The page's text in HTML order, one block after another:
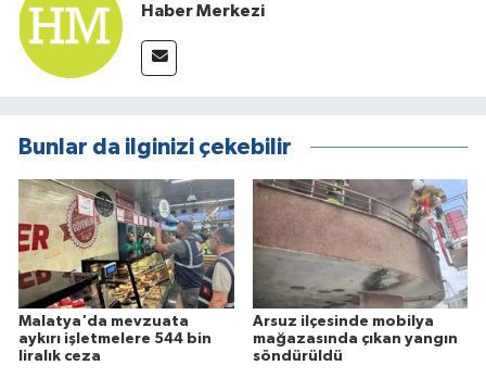
Haber Merkezi
Bunlar da ilginizi çekebilir
Malatya'da mevzuata
aykırı işletmelere 544 bin
liralık ceza
Arsuz ilçesinde mobilya
mağazasında çıkan yangın
söndürüldü